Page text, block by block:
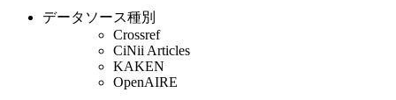
データソース種別
Crossref
CiNii Articles
KAKEN
OpenAIRE